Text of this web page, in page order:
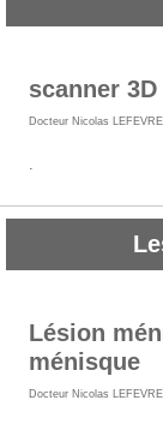
scanner
Docteur Nicolas LEFEVRE
Lésion
ménisque
Docteur Nicolas LEFEVRE